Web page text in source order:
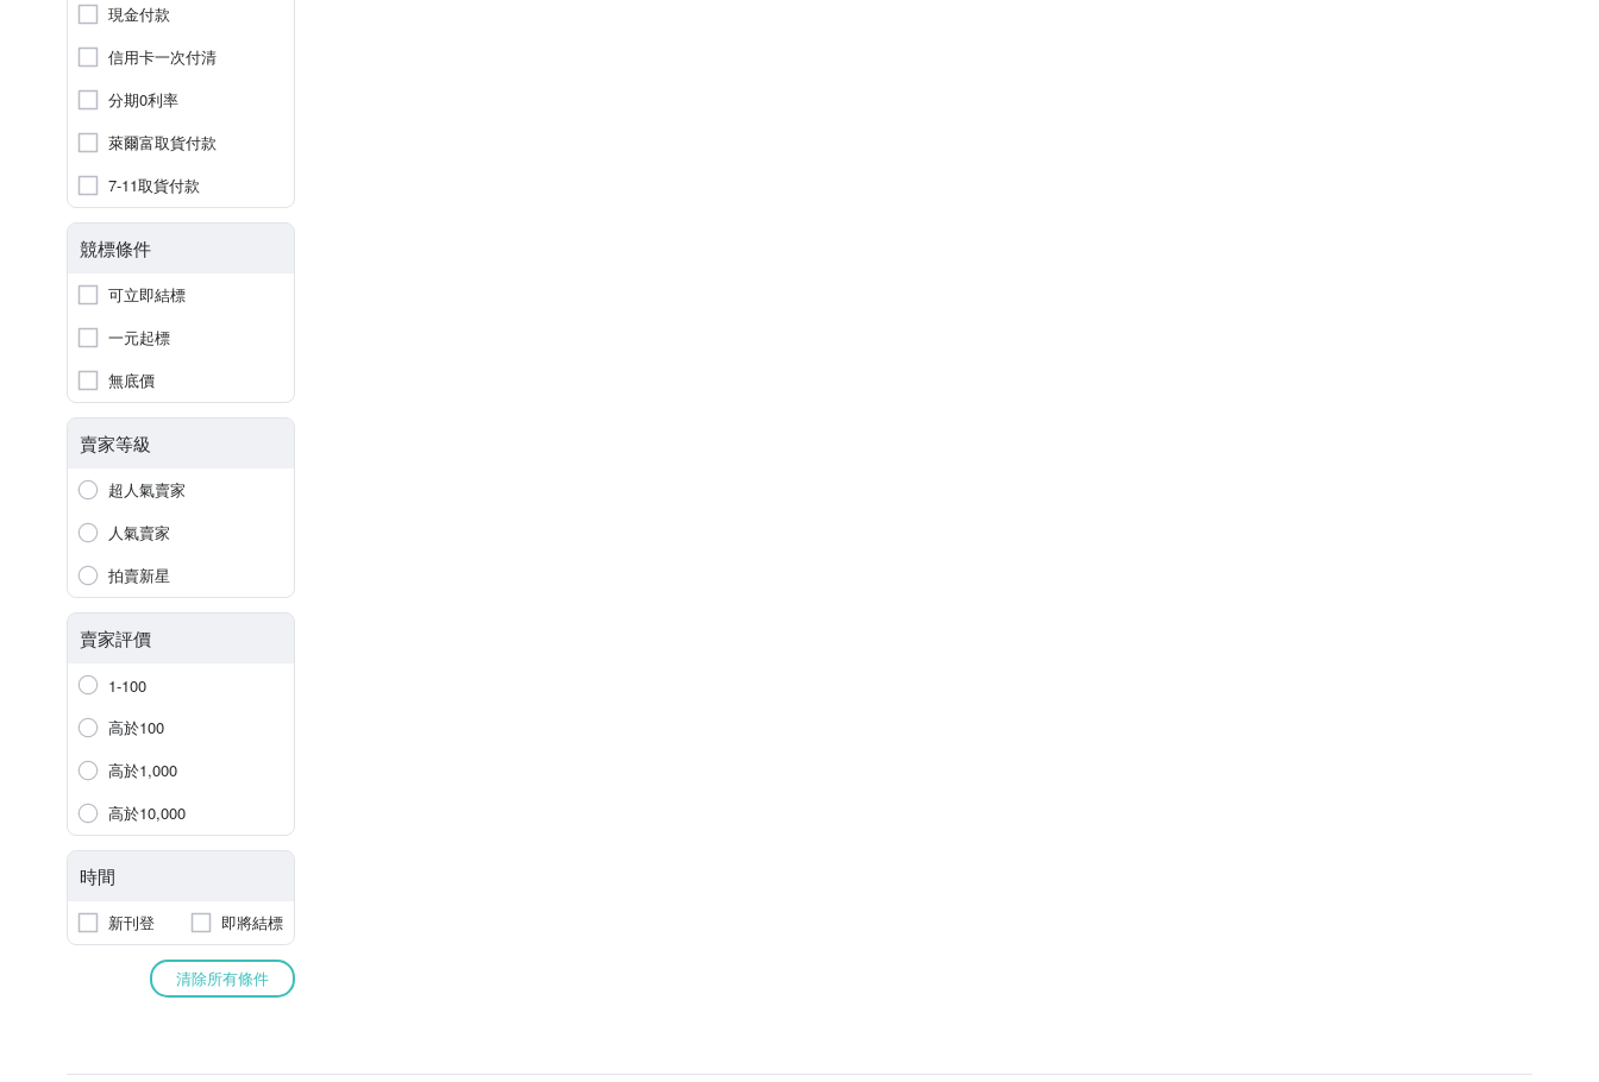
現金付款
信用卡一次付清
分期0利率
萊爾富取貨付款
7-11取貨付款
競標條件
可立即結標
一元起標
無底價
賣家等級
超人氣賣家
人氣賣家
拍賣新星
賣家評價
1-100
高於100
高於1,000
高於10,000
時間
新刊登 即將結標
清除所有條件